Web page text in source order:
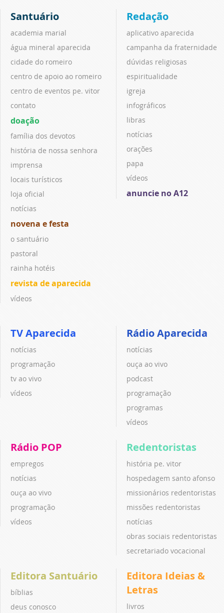
Santuário
academia marial
água mineral aparecida
cidade do romeiro
centro de apoio ao romeiro
centro de eventos pe. vitor
contato
doação
família dos devotos
história de nossa senhora
imprensa
locais turísticos
loja oficial
notícias
novena e festa
o santuário
pastoral
rainha hotéis
revista de aparecida
vídeos
Redação
aplicativo aparecida
campanha da fraternidade
dúvidas religiosas
espiritualidade
igreja
infográficos
libras
notícias
orações
papa
vídeos
anuncie no A12
TV Aparecida
notícias
programação
tv ao vivo
vídeos
Rádio Aparecida
notícias
ouça ao vivo
podcast
programação
programas
vídeos
Rádio POP
empregos
notícias
ouça ao vivo
programação
vídeos
Redentoristas
história pe. vitor
hospedagem santo afonso
missionários redentoristas
missões redentoristas
notícias
obras sociais redentoristas
secretariado vocacional
Editora Santuário
bíblias
deus conosco
Editora Ideias &
Letras
livros